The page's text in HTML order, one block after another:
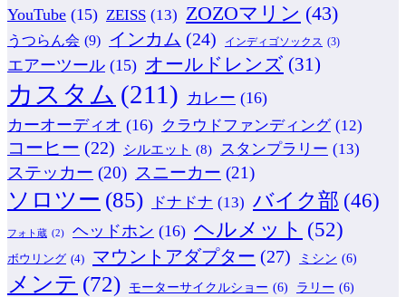
YouTube (15) ZEISS (13) ZOZOマリン (43)
うつらん会 (9) インカム (24) インディゴソックス (3)
エアーツール (15) オールドレンズ (31)
カスタム (211) カレー (16)
カーオーディオ (16) クラウドファンディング (12)
コーヒー (22) シルエット (8) スタンプラリー (13)
ステッカー (20) スニーカー (21)
ソロツー (85) ドナドナ (13) バイク部 (46)
フォト蔵 (2) ヘッドホン (16) ヘルメット (52)
ボウリング (4) マウントアダプター (27) ミシン (6)
メンテ (72) モーターサイクルショー (6) ラリー (6)